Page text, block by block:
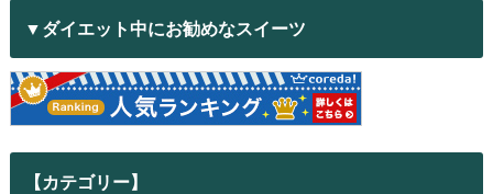
▼ダイエット中にお勧めなスイーツ
【カテゴリー】